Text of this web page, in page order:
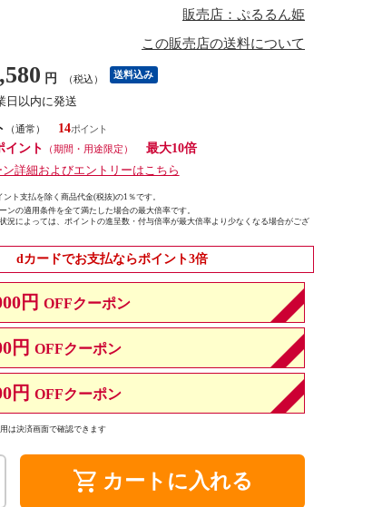
販売店：ぷるるん姫
この販売店の送料について
円 （税込） 送料込み
日以内に発送
（通常）
14
イント
（期間・用途限定）
最大10倍
詳細およびエントリーはこちら
ト支払を除く商品代金(税抜)の1％です。
ンの適用条件を全て満たした場合の最大倍率です。
況によっては、ポイントの進呈数・付与倍率が最大倍率より少なくなる場合がござ
dカードでお支払ならポイント3倍
円 OFFクーポン
円 OFFクーポン
円 OFFクーポン
は決済画面で確認できます
shopping_cart カートに入れる